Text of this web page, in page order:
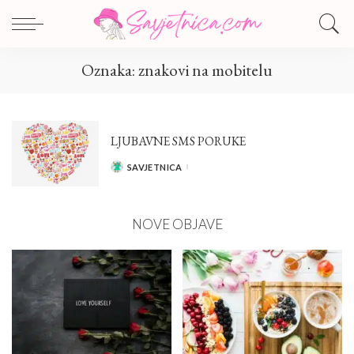
Oznaka:znakovi na mobitelu
LJUBAVNE SMS PORUKE
POSTED
SAVJETNICA
NOVE OBJAVE